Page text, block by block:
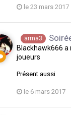
le 23 mars 2017
arma3
Blackhawk666 a
joueurs
Présent aussi
le 6 mars 2017